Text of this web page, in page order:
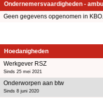
Ondernemersvaardigheden -
Geen gegevens opgenomen in KBO.
Hoedanigheden
Werkgever RSZ
Sinds 25 mei 2021
Onderworpen aan btw
Sinds 8 juni 2020